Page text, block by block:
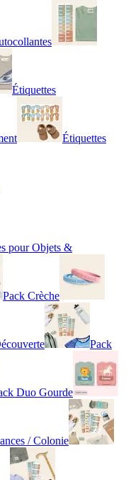
Étiquettes
Étiquettes
pour Objets &
Pack Crèche
Pack
Duo Gourde
/ Colonie